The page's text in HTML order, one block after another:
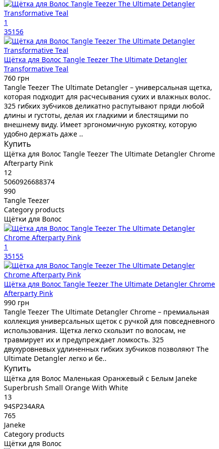
1
35156
Щётка для Волос Tangle Teezer The Ultimate Detangler
Transformative Teal
760 грн
Tangle Teezer The Ultimate Detangler – универсальная щетка,
которая подходит для расчесывания сухих и влажных волос.
325 гибких зубчиков деликатно распутывают пряди любой
длины и густоты, делая их гладкими и блестящими по
внешнему виду. Имеет эргономичную рукоятку, которую
удобно держать даже ..
Купить
Щётка для Волос Tangle Teezer The Ultimate Detangler Chrome
Afterparty Pink
12
5060926688374
990
Tangle Teezer
Category products
Щётки для Волос
1
35155
Щётка для Волос Tangle Teezer The Ultimate Detangler Chrome
Afterparty Pink
990 грн
Tangle Teezer The Ultimate Detangler Chrome – премиальная
коллекция универсальных щеток с ручкой для повседневного
использования. Щетка легко скользит по волосам, не
травмирует их и предупреждает ломкость. 325
двухуровневых удлиненных гибких зубчиков позволяют The
Ultimate Detangler легко и бе..
Купить
Щётка для Волос Маленькая Оранжевый с Белым Janeke
Superbrush Small Orange With White
13
94SP234ARA
765
Janeke
Category products
Щётки для Волос